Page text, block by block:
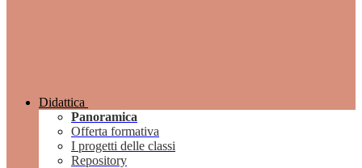
Didattica
Panoramica
Offerta formativa
I progetti delle classi
Repository